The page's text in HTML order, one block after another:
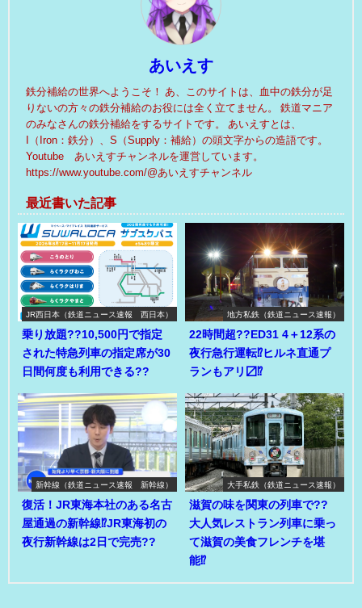
あいえす
鉄分補給の世界へようこそ！ あ、このサイトは、血中の鉄分が足
りないの方々の鉄分補給のお役には全く立てません。 鉄道マニア
のみなさんの鉄分補給をするサイトです。 あいえすとは、
I（Iron：鉄分）、S（Supply：補給）の頭文字からの造語です。
Youtube あいえすチャンネルを運営しています。
https://www.youtube.com/@あいえすチャンネル
最近書いた記事
JR西日本（鉄道ニュース速報 西日本）
乗り放題??10,500円で指定
された特急列車の指定席が30
日間何度も利用できる??
地方私鉄（鉄道ニュース速報）
22時間超??ED31 4＋12系の
夜行急行運転⁉ヒルネ直通プ
ランもアリ〼⁉
新幹線（鉄道ニュース速報 新幹線）
復活！JR東海本社のある名古
屋通過の新幹線⁉JR東海初の
夜行新幹線は2日で完売??
大手私鉄（鉄道ニュース速報）
滋賀の味を関東の列車で??
大人気レストラン列車に乗っ
て滋賀の美食フレンチを堪
能⁉